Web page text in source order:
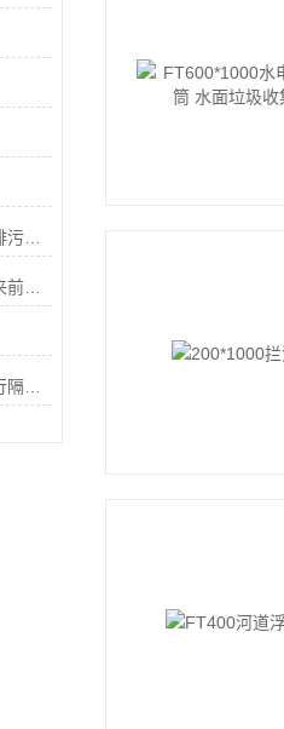
拦污浮筒节省下游打捞人员汛期排污水上作业强度
对于围油栏你了解多少？它的未来前景又如何？一起来看看
河道浮萍拦截对水上杂物垃圾进行隔离打捞，提高工作效率和清理效果